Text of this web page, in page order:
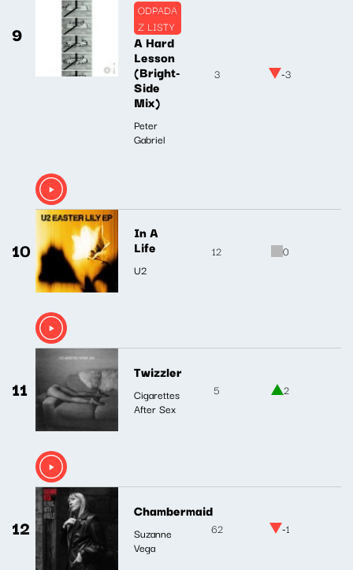
9
ODPADA
Z LISTY
A Hard
Lesson
(Bright-
Side
Mix)
Peter
Gabriel
3 -3
10
In A
Life
U2
12 0
11
Twizzler
Cigarettes
After Sex
5 2
12
Chambermaid
Suzanne
Vega
62 -1